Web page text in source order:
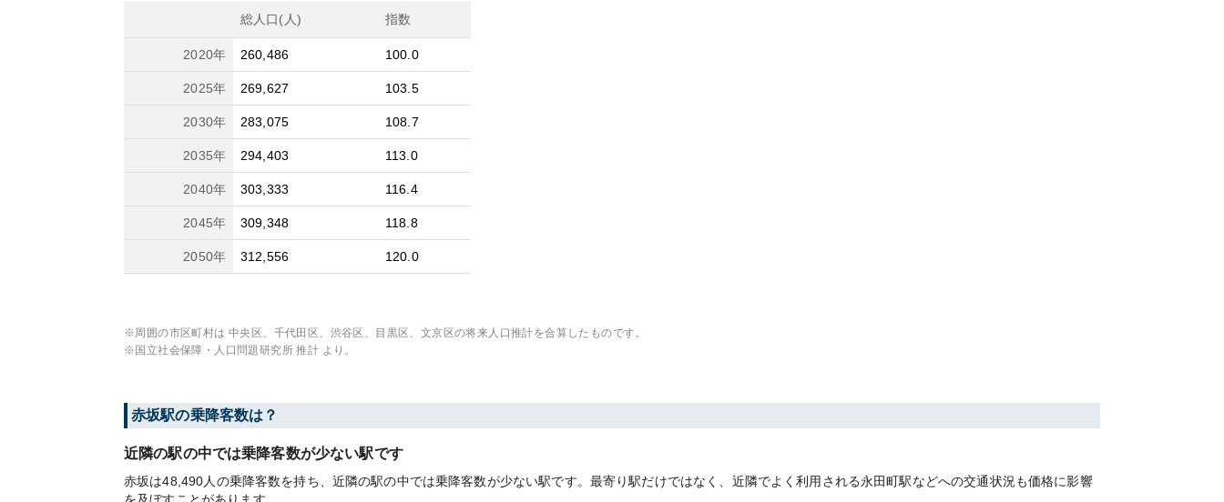
総人口(人) 指数
2020年 260,486 100.0
2025年 269,627 103.5
2030年 283,075 108.7
2035年 294,403 113.0
2040年 303,333 116.4
2045年 309,348 118.8
2050年 312,556 120.0
※周囲の市区町村は 中央区、千代田区、渋谷区、目黒区、文京区の将来人口推計を合算したものです。
※国立社会保障・人口問題研究所 推計 より。
赤坂駅の乗降客数は？
近隣の駅の中では乗降客数が少ない駅です
赤坂は48,490人の乗降客数を持ち、近隣の駅の中では乗降客数が少ない駅です。最寄り駅だけではなく、近隣でよく利用される永田町駅などへの交通状況も価格に影響